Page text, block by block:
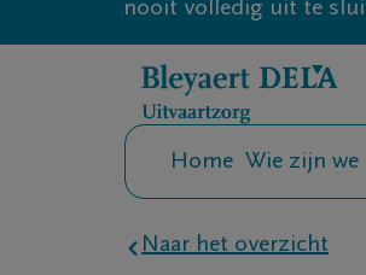
nooit volledig uit te
Home Wie zijn we
Naar het overzicht